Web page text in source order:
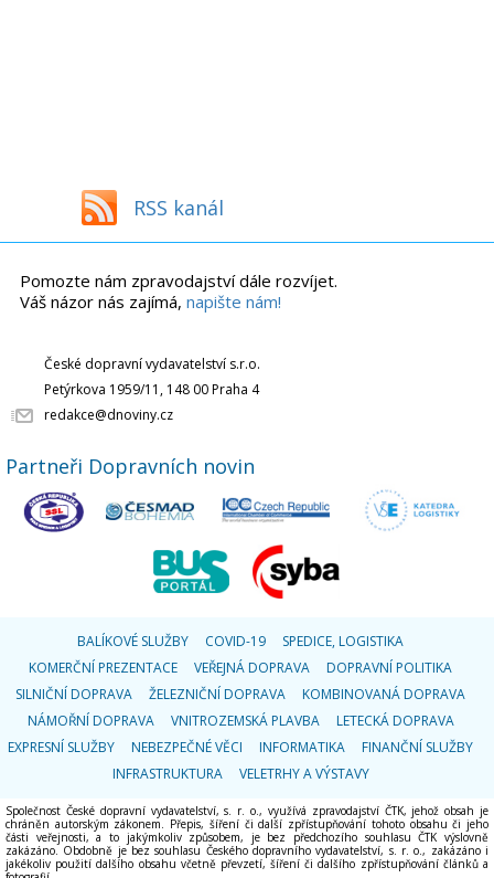
RSS kanál
Pomozte nám zpravodajství dále rozvíjet.
Váš názor nás zajímá, napište nám!
České dopravní vydavatelství s.r.o.
Petýrkova 1959/11, 148 00 Praha 4
redakce@dnoviny.cz
Partneři Dopravních novin
BALÍKOVÉ SLUŽBY COVID-19
SPEDICE, LOGISTIKA
KOMERČNÍ PREZENTACE
VEŘEJNÁ DOPRAVA
DOPRAVNÍ POLITIKA
SILNIČNÍ DOPRAVA
ŽELEZNIČNÍ DOPRAVA
KOMBINOVANÁ DOPRAVA
NÁMOŘNÍ DOPRAVA
VNITROZEMSKÁ PLAVBA
LETECKÁ DOPRAVA
EXPRESNÍ SLUŽBY
NEBEZPEČNÉ VĚCI INFORMATIKA
FINANČNÍ SLUŽBY
INFRASTRUKTURA
VELETRHY A VÝSTAVY
Společnost České dopravní vydavatelství, s. r. o., využívá zpravodajství ČTK, jehož obsah je
chráněn autorským zákonem. Přepis, šíření či další zpřístupňování tohoto obsahu či jeho
části veřejnosti, a to jakýmkoliv způsobem, je bez předchozího souhlasu ČTK výslovně
zakázáno. Obdobně je bez souhlasu Českého dopravního vydavatelství, s. r. o., zakázáno i
jakékoliv použití dalšího obsahu včetně převzetí, šíření či dalšího zpřístupňování článků a